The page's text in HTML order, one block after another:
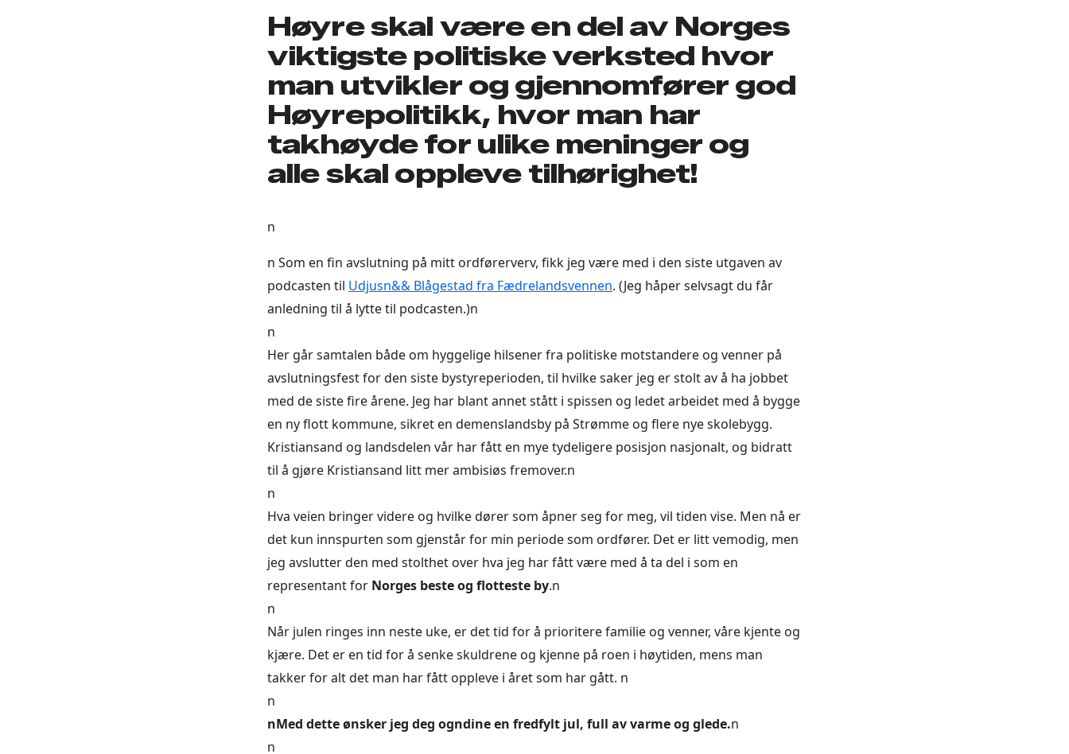
Høyre skal være en del av Norges
viktigste politiske verksted hvor
man utvikler og gjennomfører god
Høyrepolitikk, hvor man har
takhøyde for ulike meninger og
alle skal oppleve tilhørighet!
n
n Som en fin avslutning på mitt ordførerverv, fikk jeg være med i den siste utgaven av
podcasten til Udjusn&& Blågestad fra Fædrelandsvennen. (Jeg håper selvsagt du får
anledning til å lytte til podcasten.)n
n
Her går samtalen både om hyggelige hilsener fra politiske motstandere og venner på
avslutningsfest for den siste bystyreperioden, til hvilke saker jeg er stolt av å ha jobbet
med de siste fire årene. Jeg har blant annet stått i spissen og ledet arbeidet med å bygge
en ny flott kommune, sikret en demenslandsby på Strømme og flere nye skolebygg.
Kristiansand og landsdelen vår har fått en mye tydeligere posisjon nasjonalt, og bidratt
til å gjøre Kristiansand litt mer ambisiøs fremover.n
n
Hva veien bringer videre og hvilke dører som åpner seg for meg, vil tiden vise. Men nå er
det kun innspurten som gjenstår for min periode som ordfører. Det er litt vemodig, men
jeg avslutter den med stolthet over hva jeg har fått være med å ta del i som en
representant for Norges beste og flotteste by.n
n
Når julen ringes inn neste uke, er det tid for å prioritere familie og venner, våre kjente og
kjære. Det er en tid for å senke skuldrene og kjenne på roen i høytiden, mens man
takker for alt det man har fått oppleve i året som har gått. n
n
nMed dette ønsker jeg deg ogndine en fredfylt jul, full av varme og glede.n
n